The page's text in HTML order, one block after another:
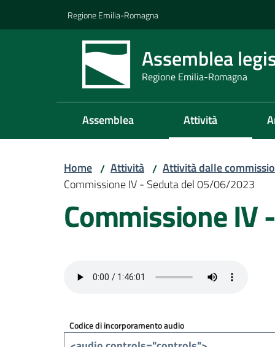
Regione Emilia-Romagna
Assemblea
Regione Emilia-Romagna
Assemblea Attività
Home / Attività / Attività dalle
Commissione IV - Seduta del 05/06/2023
Commissione
Codice di incorporamento audio